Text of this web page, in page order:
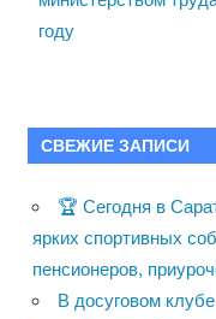
году
СВЕЖИЕ ЗАПИСИ
🏆 Сегодня в
ярких спортивных
пенсионеров,
В досуговом